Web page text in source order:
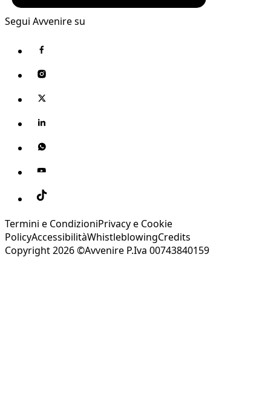
Segui Avvenire su
Termini e CondizioniPrivacy e Cookie
PolicyAccessibilitàWhistleblowingCredits
Copyright 2026 ©Avvenire P.Iva 00743840159